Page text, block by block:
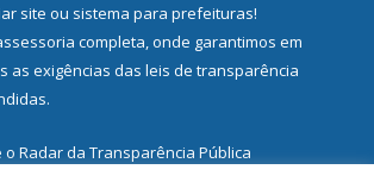
site ou sistema para prefeituras!
completa, onde garantimos em
as exigências das leis de transparência
o Radar da Transparência Pública